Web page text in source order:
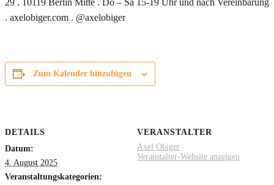
29 . 10119 Berlin Mitte . Do – Sa 15-19 Uhr und nach Vereinbarung
. axelobiger.com . @axelobiger
Zum Kalender hinzufügen
DETAILS
Datum:
4. August 2025
Veranstaltungskategorien:
VERANSTALTER
Axel Obiger
Veranstalter-Website anzeigen